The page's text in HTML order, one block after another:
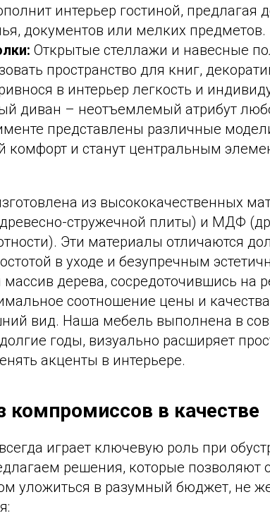
интерьер гостиной, предлагая
документов или мелких предметов.
Открытые стеллажи и навесные
пространство для книг,
в интерьер легкость и
диван – неотъемлемый атрибут
представлены различные
комфорт и станут центральным
из высококачественных
стружечной плиты) и МДФ
Эти материалы отличаются
в уходе и безупречным
дерева, сосредоточившись на
соотношение цены и
вид. Наша мебель выполнена в
годы, визуально расширяет
акценты в интерьере.
компромиссов в качестве
играет ключевую роль при
решения, которые позволяют
уложиться в разумный бюджет, не